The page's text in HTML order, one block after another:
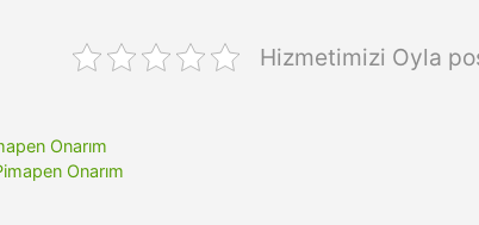
Hizmetimizi Oyla
Onarım
Onarım